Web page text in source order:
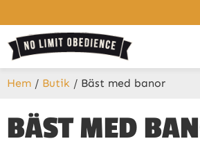
Hem / Butik / Bäst med banor
BÄST MED